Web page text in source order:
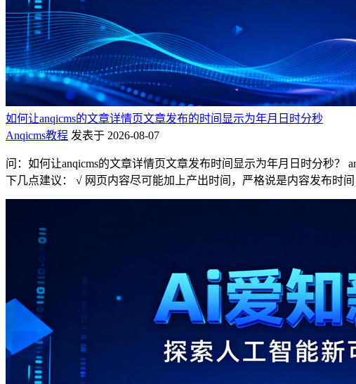
如何让anqicms的文章详情页文章发布的时间显示为年月日时分秒
Anqicms教程 发表于 2026-08-07
问：如何让anqicms的文章详情页文章发布时间显示为年月日时分秒？
下几点建议： √ 网页内容尽可能加上产出时间，严格说是内容发布时